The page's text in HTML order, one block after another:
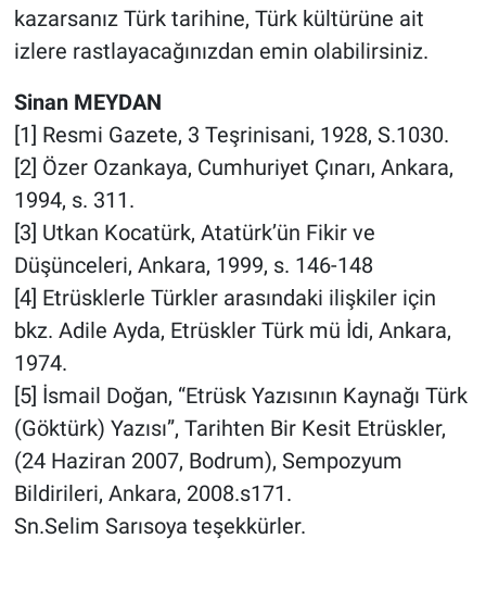
kazarsanız Türk tarihine, Türk kültürüne ait
izlere rastlayacağınızdan emin olabilirsiniz.
Sinan MEYDAN
[1] Resmi Gazete, 3 Teşrinisani, 1928, S.1030.
[2] Özer Ozankaya, Cumhuriyet Çınarı, Ankara,
1994, s. 311.
[3] Utkan Kocatürk, Atatürk’ün Fikir ve
Düşünceleri, Ankara, 1999, s. 146-148
[4] Etrüsklerle Türkler arasındaki ilişkiler için
bkz. Adile Ayda, Etrüskler Türk mü İdi, Ankara,
1974.
[5] İsmail Doğan, “Etrüsk Yazısının Kaynağı Türk
(Göktürk) Yazısı”, Tarihten Bir Kesit Etrüskler,
(24 Haziran 2007, Bodrum), Sempozyum
Bildirileri, Ankara, 2008.s171.
Sn.Selim Sarısoya teşekkürler.